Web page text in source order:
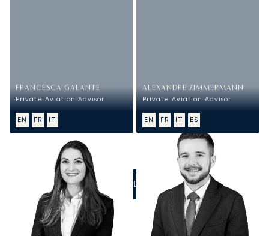
FRANCESCA GALANTE
Private Aviation Advisor
EN FR IT
ALEXANDRE ZIMMERMANN
Private Aviation Advisor
EN FR IT ES
CALL US